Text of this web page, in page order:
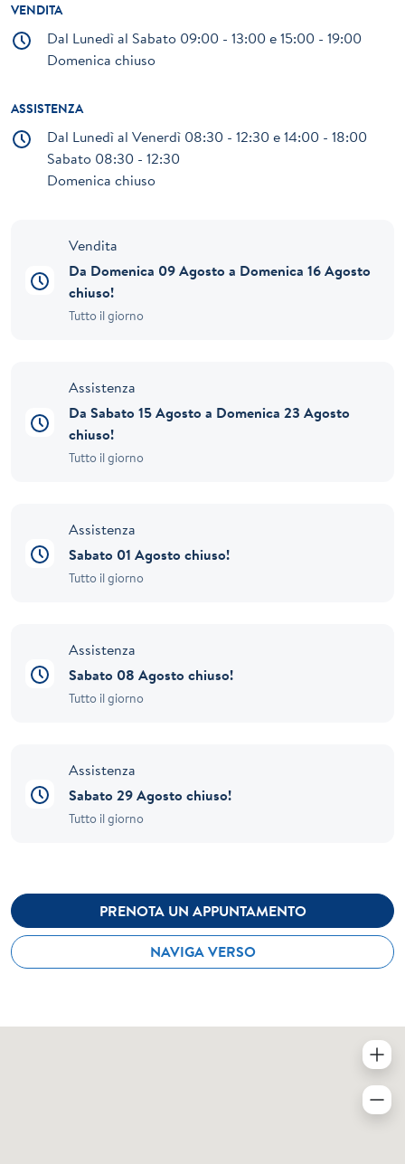
VENDITA
Dal Lunedì al Sabato 09:00 - 13:00 e 15:00 - 19:00
Domenica chiuso
ASSISTENZA
Dal Lunedì al Venerdì 08:30 - 12:30 e 14:00 - 18:00
Sabato 08:30 - 12:30
Domenica chiuso
Vendita
Da Domenica 09 Agosto a Domenica 16 Agosto
chiuso!
Tutto il giorno
Assistenza
Da Sabato 15 Agosto a Domenica 23 Agosto
chiuso!
Tutto il giorno
Assistenza
Sabato 01 Agosto chiuso!
Tutto il giorno
Assistenza
Sabato 08 Agosto chiuso!
Tutto il giorno
Assistenza
Sabato 29 Agosto chiuso!
Tutto il giorno
PRENOTA UN APPUNTAMENTO
NAVIGA VERSO